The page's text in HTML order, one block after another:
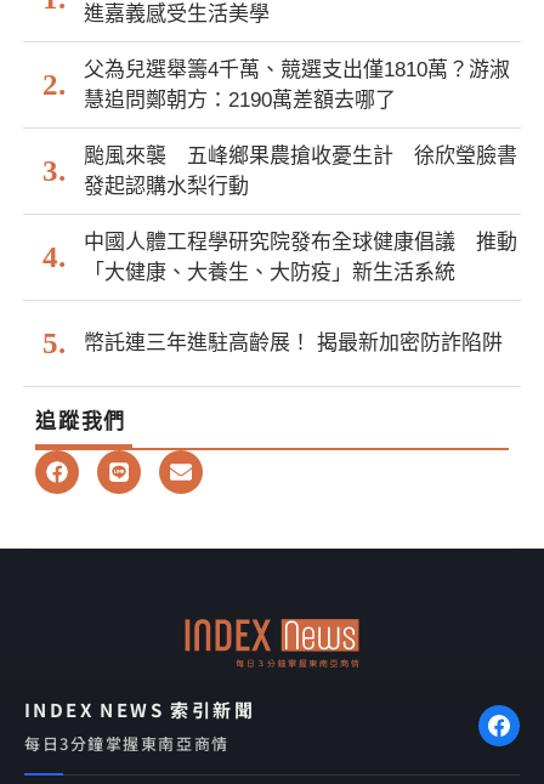
進嘉義感受生活美學
父為兒選舉籌4千萬、競選支出僅1810萬？游淑
慧追問鄭朝方：2190萬差額去哪了
颱風來襲 五峰鄉果農搶收憂生計 徐欣瑩臉書
發起認購水梨行動
中國人體工程學研究院發布全球健康倡議 推動
「大健康、大養生、大防疫」新生活系統
幣託連三年進駐高齡展！ 揭最新加密防詐陷阱
追蹤我們
F
a
b
L
i
E
n
l
INDEX NEWS 索引新聞
每日3分鐘掌握東南亞商情